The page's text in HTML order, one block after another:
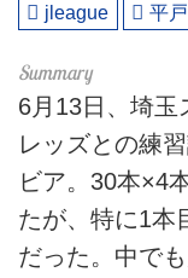
jleague
平
6月13日、埼玉
レッズとの練
ビア。30本×4
たが、特に1本
だった。中で